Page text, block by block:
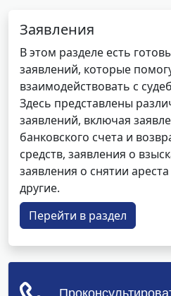
Заявления
В этом разделе есть
заявлений, которые
взаимодействовать с
Здесь представлены
заявлений, включая
банковского счета и
средств, заявления о
заявления о снятии
другие.
Перейти в раздел